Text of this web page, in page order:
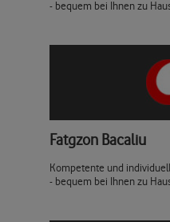
- bequem bei Ihnen zu
Fatgzon Bacaliu
Kompetente und
- bequem bei Ihnen zu